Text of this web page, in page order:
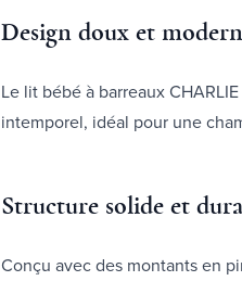
Design doux et
Le lit bébé à barreaux
intemporel, idéal pour une
Structure solide et
Conçu avec des montants en